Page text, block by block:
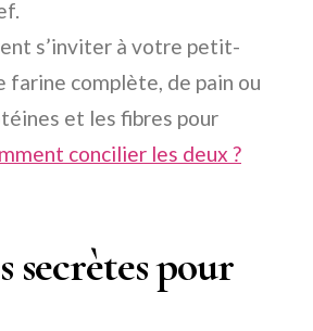
s’inviter à votre petit-
farine complète, de pain ou
et les fibres pour
concilier les deux ?
secrètes pour